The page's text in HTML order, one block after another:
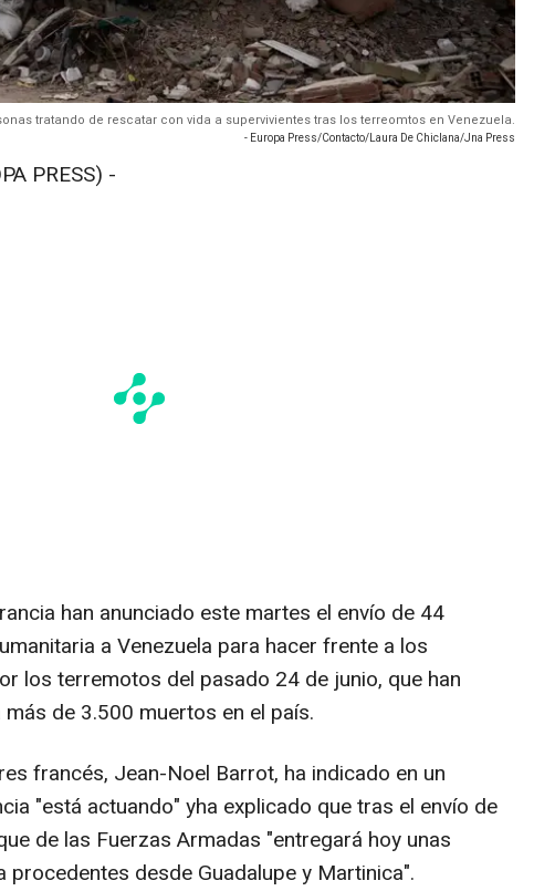
tratando de rescatar con vida a supervivientes tras los terreomtos en Venezuela.
- Europa Press/Contacto/Laura De Chiclana/Jna Press
PRESS) -
han anunciado este martes el envío de 44
a Venezuela para hacer frente a los
los terremotos del pasado 24 de junio, que han
de 3.500 muertos en el país.
francés, Jean-Noel Barrot, ha indicado en un
"está actuando" yha explicado que tras el envío de
de las Fuerzas Armadas "entregará hoy unas
procedentes desde Guadalupe y Martinica".